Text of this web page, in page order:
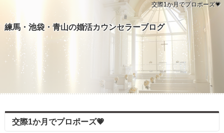
交際1か月でプロポーズ💗
練馬・池袋・青山の婚活カウンセラーブログ
交際1か月でプロポーズ💗